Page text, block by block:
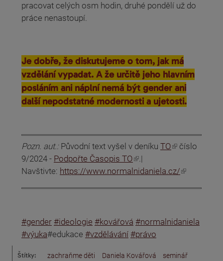
pracovat celých osm hodin, druhé pondělí už do
práce nenastoupí.
Je dobře, že diskutujeme o tom, jak má
vzdělání vypadat. A že určitě jeho hlavním
posláním ani náplní nemá být gender ani
další nepodstatné modernosti a ujetosti.
Pozn. aut.:Původní text vyšel v deníku TO
(odkaz je externí)
číslo
9/2024 - Podpořte Časopis TO
(odkaz je externí)
.|
Navštivte: https://www.normalnidaniela.cz/
(odkaz je externí)
#gender #ideologie #kovářová #normalnidaniela
#výuka#edukace #vzdělávání #právo
Štítky: zachraňme děti Daniela Kovářová
seminář